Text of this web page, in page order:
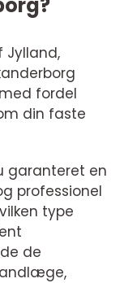
Jylland,
fordel
din faste
garanteret en
professionel
type
de